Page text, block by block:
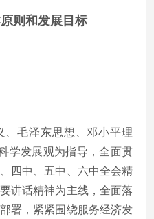
则和发展目标
毛泽东思想、邓小平理
学发展观为指导，全面贯
四中、五中、六中全会精
讲话精神为主线，全面落
署，紧紧围绕服务经济发